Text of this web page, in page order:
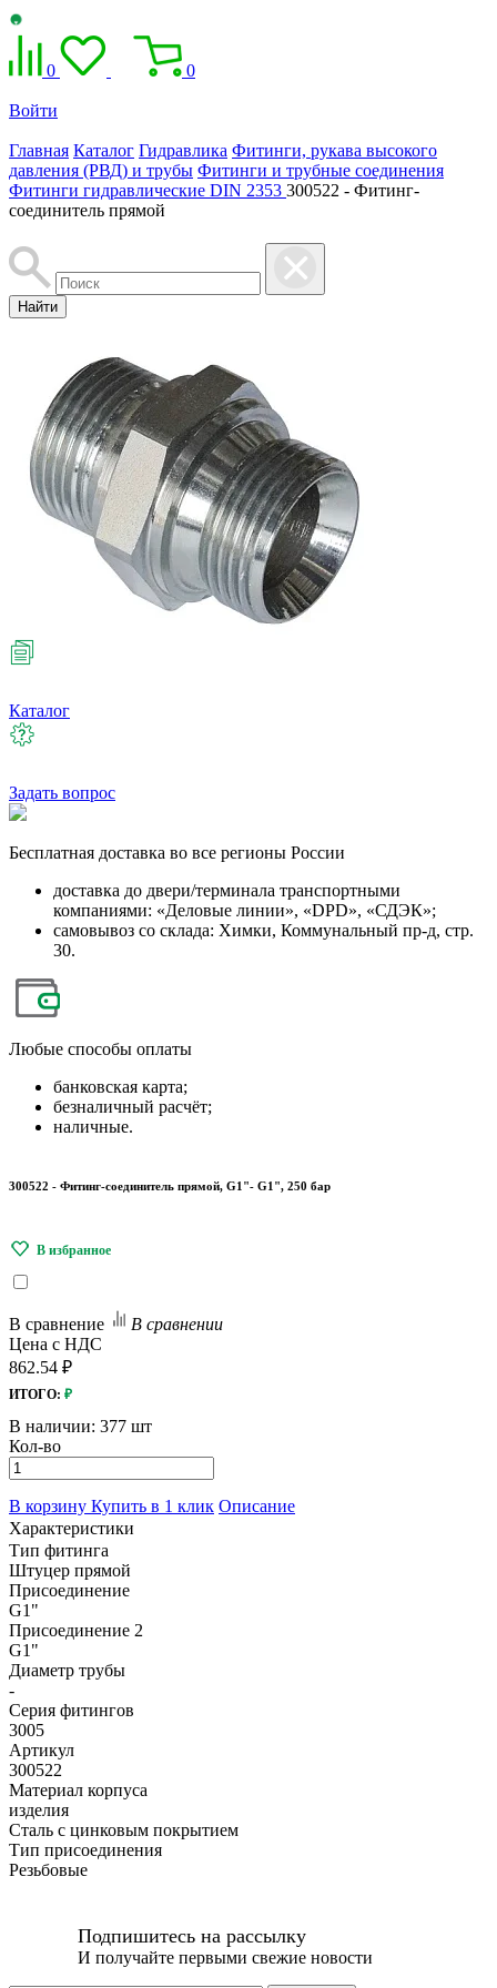
0 0
Войти
Главная Каталог Гидравлика Фитинги, рукава высокого
давления (РВД) и трубы Фитинги и трубные соединения
Фитинги гидравлические DIN 2353 300522 - Фитинг-
соединитель прямой
Найти
Каталог
Задать вопрос
Бесплатная доставка во все регионы России
доставка до двери/терминала транспортными
компаниями: «Деловые линии», «DPD», «СДЭК»;
самовывоз со склада: Химки, Коммунальный пр-д, стр.
30.
Любые способы оплаты
банковская карта;
безналичный расчёт;
наличные.
300522 - Фитинг-соединитель прямой, G1"- G1", 250 бар
В сравнение
В сравнении
Цена с НДС
862.54 ₽
ИТОГО: ₽
В наличии: 377 шт
Кол-во
В корзину Купить в 1 клик Описание
Характеристики
Тип фитинга
Штуцер прямой
Присоединение
G1"
Присоединение 2
G1"
Диаметр трубы
-
Серия фитингов
3005
Артикул
300522
Материал корпуса
изделия
Сталь с цинковым покрытием
Тип присоединения
Резьбовые
Подпишитесь на рассылку
И получайте первыми свежие новости